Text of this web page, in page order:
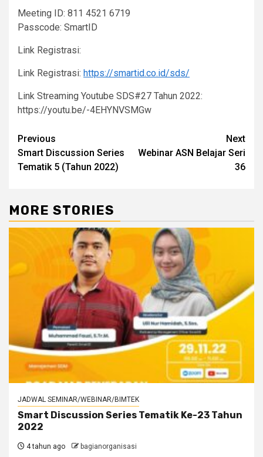
Meeting ID: 811 4521 6719
Passcode: SmartID
Link Registrasi:
Link Registrasi: https://smartid.co.id/sds/
Link Streaming Youtube SDS#27 Tahun 2022:
https://youtu.be/-4EHYNVSMGw
Continue
Reading
Previous
Smart Discussion Series
Tematik 5 (Tahun 2022)
Next
Webinar ASN Belajar Seri
36
MORE STORIES
JADWAL SEMINAR/WEBINAR/BIMTEK
Smart Discussion Series Tematik Ke-23 Tahun
2022
4 tahun ago bagianorganisasi